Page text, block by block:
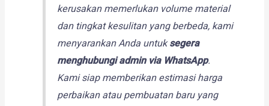
kerusakan memerlukan volume material
dan tingkat kesulitan yang berbeda, kami
menyarankan Anda untuksegera
menghubungi admin via WhatsApp.
Kami siap memberikan estimasi harga
perbaikan atau pembuatan baru yang